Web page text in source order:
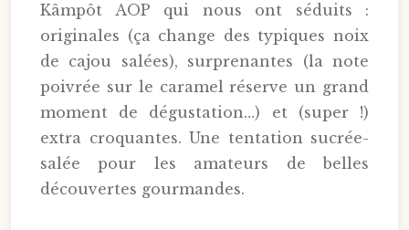
Kâmpôt AOP qui nous ont séduits :
originales (ça change des typiques noix
de cajou salées), surprenantes (la note
poivrée sur le caramel réserve un grand
moment de dégustation…) et (super !)
extra croquantes. Une tentation sucrée-
salée pour les amateurs de belles
découvertes gourmandes.